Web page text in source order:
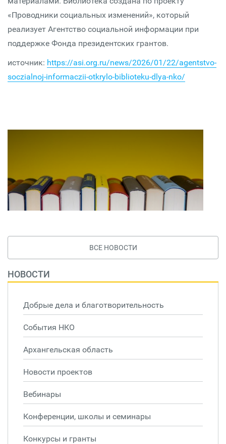
«Проводники социальных изменений», который
реализует Агентство социальной информации при
поддержке Фонда президентских грантов.
источник: https://asi.org.ru/news/2026/01/22/agentstvo-
soczialnoj-informaczii-otkrylo-biblioteku-dlya-nko/
ВСЕ НОВОСТИ
НОВОСТИ
Добрые дела и благотворительность
События НКО
Архангельская область
Новости проектов
Вебинары
Конференции, школы и семинары
Конкурсы и гранты